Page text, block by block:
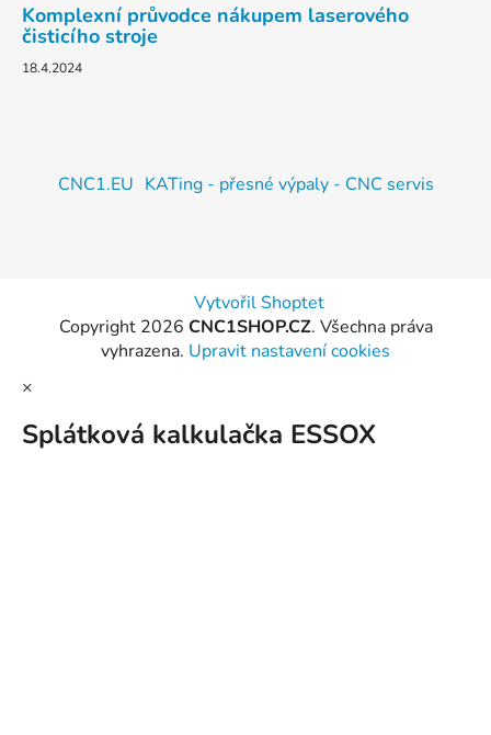
Komplexní průvodce nákupem laserového
čisticího stroje
18.4.2024
CNC1.EU KATing - přesné výpaly - CNC servis
Vytvořil Shoptet
Copyright 2026 CNC1SHOP.CZ. Všechna práva
vyhrazena. Upravit nastavení cookies
×
Splátková kalkulačka ESSOX